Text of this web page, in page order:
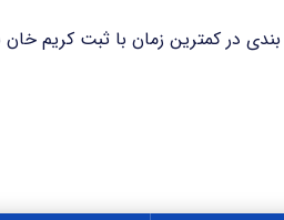
زمان با ثبت کریم خان برای مشاوره با